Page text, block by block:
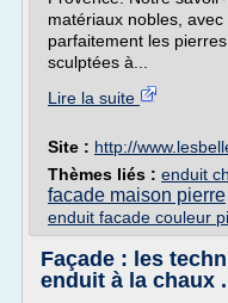
matériaux nobles,
parfaitement les
sculptées à...
Lire la suite
Site : http://
Thèmes liés : enduit
facade maison pierre
enduit facade couleur
Façade : les
enduit à la chaux